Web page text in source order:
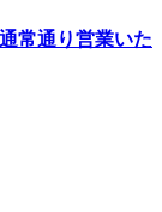
常通り営業いた